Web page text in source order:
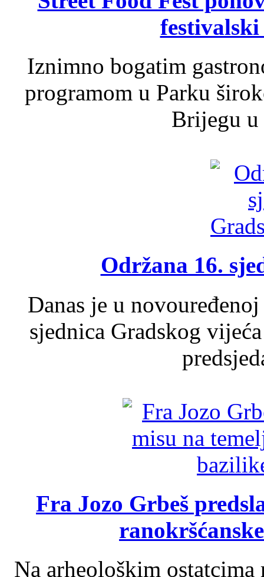
Iznimno bogatim
programom u Parku
Brijegu u
Održana 16.
Danas je u
sjednica Gradskog
Fra Jozo Grbeš
Na arheološkim